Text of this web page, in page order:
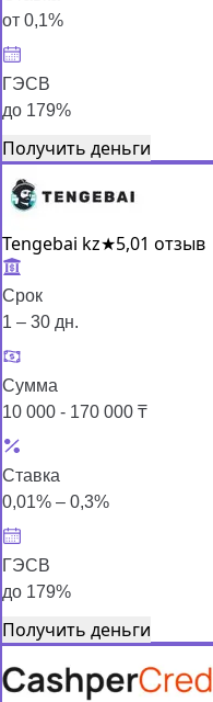
от 0,1%
ГЭСВ
до 179%
Получить деньги
Tengebai kz★5,01 отзыв
Срок
1 – 30 дн.
Сумма
10 000 - 170 000 ₸
Ставка
0,01% – 0,3%
ГЭСВ
до 179%
Получить деньги